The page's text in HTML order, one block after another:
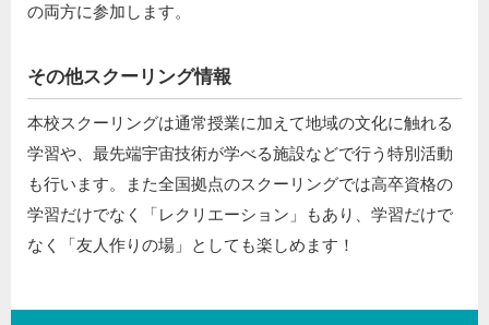
の両⽅に参加します。
その他スクーリング情報
本校スクーリングは通常授業に加えて地域の文化に触れる
学習や、最先端宇宙技術が学べる施設などで行う特別活動
も行います。また全国拠点のスクーリングでは高卒資格の
学習だけでなく「レクリエーション」もあり、学習だけで
なく「友人作りの場」としても楽しめます！